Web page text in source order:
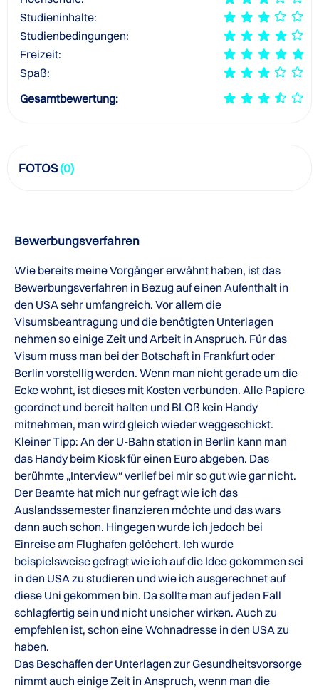
Studieninhalte:
Studienbedingungen:
Freizeit:
Spaß:
Gesamtbewertung:
FOTOS(0)
Bewerbungsverfahren
Wie bereits meine Vorgänger erwähnt haben, ist das
Bewerbungsverfahren in Bezug auf einen Aufenthalt in
den USA sehr umfangreich. Vor allem die
Visumsbeantragung und die benötigten Unterlagen
nehmen so einige Zeit und Arbeit in Anspruch. Für das
Visum muss man bei der Botschaft in Frankfurt oder
Berlin vorstellig werden. Wenn man nicht gerade um die
Ecke wohnt, ist dieses mit Kosten verbunden. Alle Papiere
geordnet und bereit halten und BLOß kein Handy
mitnehmen, man wird gleich wieder weggeschickt.
Kleiner Tipp: An der U-Bahn station in Berlin kann man
das Handy beim Kiosk für einen Euro abgeben. Das
berühmte „Interview“ verlief bei mir so gut wie gar nicht.
Der Beamte hat mich nur gefragt wie ich das
Auslandssemester finanzieren möchte und das wars
dann auch schon. Hingegen wurde ich jedoch bei
Einreise am Flughafen gelöchert. Ich wurde
beispielsweise gefragt wie ich auf die Idee gekommen sei
in den USA zu studieren und wie ich ausgerechnet auf
diese Uni gekommen bin. Da sollte man auf jeden Fall
schlagfertig sein und nicht unsicher wirken. Auch zu
empfehlen ist, schon eine Wohnadresse in den USA zu
haben.
Das Beschaffen der Unterlagen zur Gesundheitsvorsorge
nimmt auch einige Zeit in Anspruch, wenn man die